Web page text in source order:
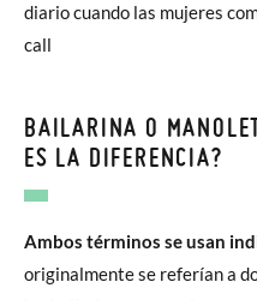
diario cuando las mujeres
call
BAILARINA O
ES LA DIFERENCIA?
Ambos términos se usan
originalmente se referían a